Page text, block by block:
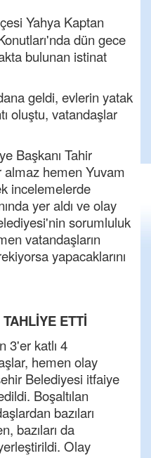
Yahya Kaptan
dün gece
bulunan istinat
geldi, evlerin yatak
oluştu, vatandaşlar
Başkanı Tahir
almaz hemen Yuvam
incelemelerde
yer aldı ve olay
sorumluluk
vatandaşların
yapacaklarını
ETTİ
3'er katlı 4
hemen olay
Belediyesi itfaiye
Boşaltılan
bazıları
bazıları da
Olay